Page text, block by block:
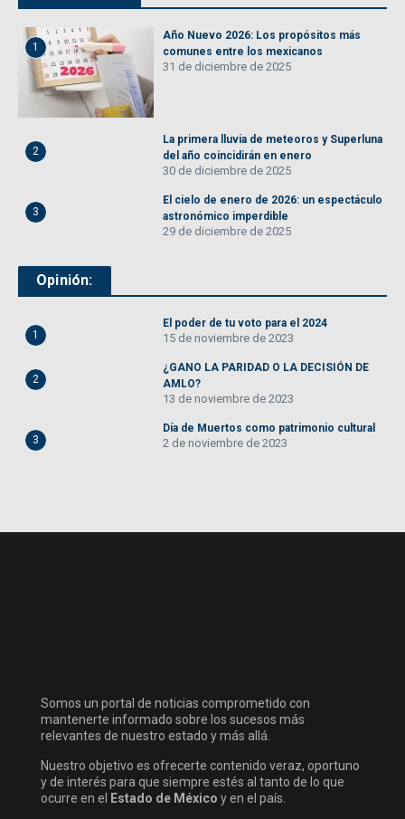
1
Año Nuevo 2026: Los propósitos más
comunes entre los mexicanos
31 de diciembre de 2025
2
La primera lluvia de meteoros y Superluna
del año coincidirán en enero
30 de diciembre de 2025
3
El cielo de enero de 2026: un espectáculo
astronómico imperdible
29 de diciembre de 2025
Opinión:
1
El poder de tu voto para el 2024
15 de noviembre de 2023
2
¿GANO LA PARIDAD O LA DECISIÓN DE
AMLO?
13 de noviembre de 2023
3
Día de Muertos como patrimonio cultural
2 de noviembre de 2023
Somos un portal de noticias comprometido con
mantenerte informado sobre los sucesos más
relevantes de nuestro estado y más allá.
Nuestro objetivo es ofrecerte contenido veraz, oportuno
y de interés para que siempre estés al tanto de lo que
ocurre en el Estado de México y en el país.